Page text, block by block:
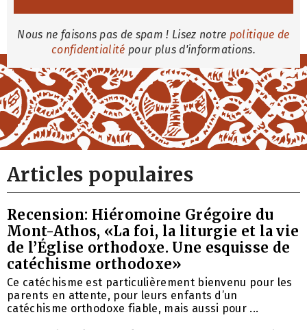
Nous ne faisons pas de spam ! Lisez notre politique de
confidentialité pour plus d'informations.
Articles populaires
Recension: Hiéromoine Grégoire du
Mont-Athos, «La foi, la liturgie et la vie
de l’Église orthodoxe. Une esquisse de
catéchisme orthodoxe»
Ce catéchisme est particulièrement bienvenu pour les
parents en attente, pour leurs enfants d’un
catéchisme orthodoxe fiable, mais aussi pour ...